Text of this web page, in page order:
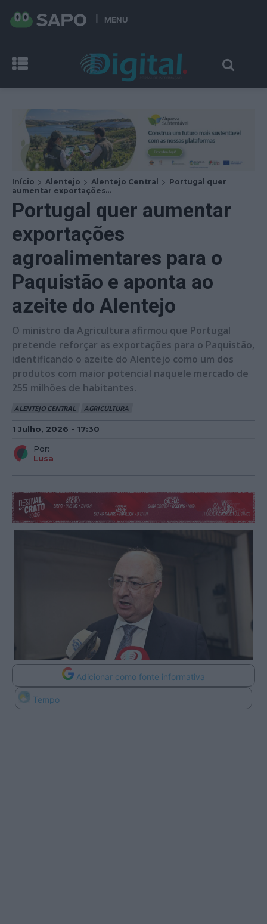
MENU
Início Alentejo Alentejo Central
Portugal quer
aumentar exportações...
Portugal quer aumentar
exportações
agroalimentares para o
Paquistão e aponta ao
azeite do Alentejo
O ministro da Agricultura afirmou que Portugal
pretende reforçar as exportações para o Paquistão,
identificando o azeite do Alentejo como um dos
produtos com maior potencial naquele mercado de
255 milhões de habitantes.
ALENTEJO CENTRAL AGRICULTURA
1 Julho, 2026 - 17:30
Por:
Lusa
Adicionar como fonte informativa
Tempo